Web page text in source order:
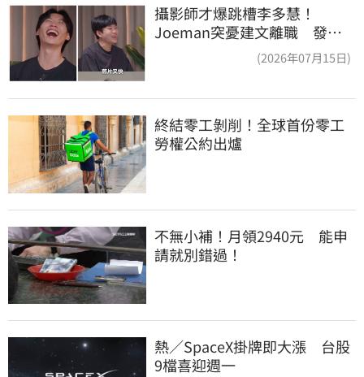
攝影師才爆跳槽李多慧！
Joeman突憂建文離職 發聲
「其實我很清楚」(2026年07月15日)
終結零工剝削！全球首份零工
勞權公約出爐
不無小補！月領2940元　能申
請就別錯過！
熱／SpaceX掛牌即大漲　台股
9檔喜迎週一